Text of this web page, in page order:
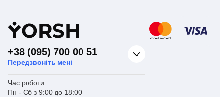
YORSH
+38 (095) 700 00 51
Передзвоніть мені
Час роботи
Пн - Сб з 9:00 до 18:00